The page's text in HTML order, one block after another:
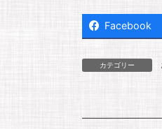
Facebook
カテゴリー